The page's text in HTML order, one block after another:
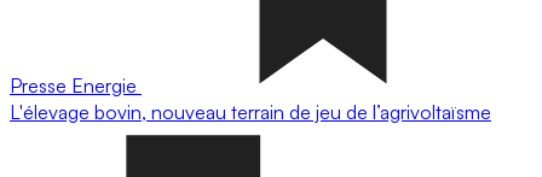
Presse Energie
L'élevage bovin, nouveau terrain de jeu de l’agrivoltaïsme